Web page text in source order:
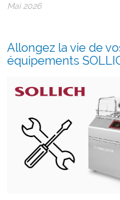
Mai 2026
Allongez la vie de
équipements